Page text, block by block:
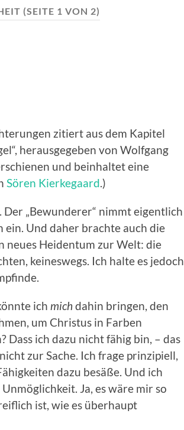
(SEITE 1 VON 2)
zitiert aus dem Kapitel
herausgegeben von Wolfgang
und beinhaltet eine
Sören Kierkegaard.)
„Bewunderer“ nimmt eigentlich
Und daher brachte auch die
Heidentum zur Welt: die
keineswegs. Ich halte es jedoch
ich mich dahin bringen, den
um Christus in Farben
Dass ich dazu nicht fähig bin, – das
zur Sache. Ich frage prinzipiell,
dazu besäße. Und ich
Ja, es wäre mir so
ist, wie es überhaupt